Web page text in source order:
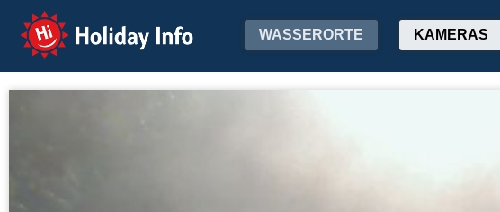
Holiday Info WASSERORTE KAMERAS